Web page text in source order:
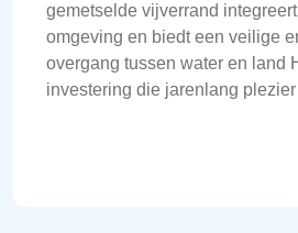
gemetselde vijverrand
omgeving en biedt een veilige
overgang tussen water en land
investering die jarenlang